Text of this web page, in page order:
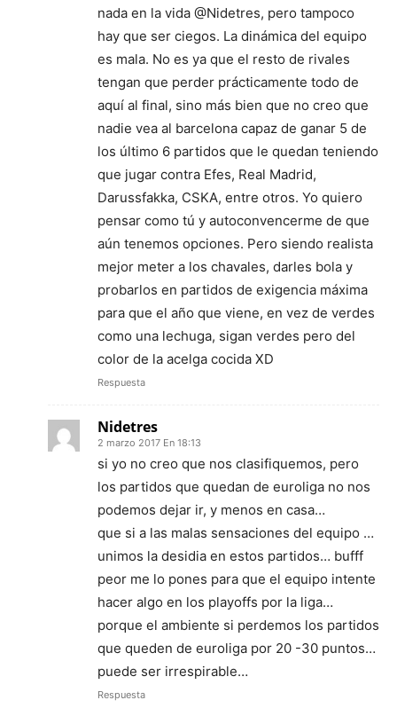
nada en la vida @Nidetres, pero tampoco
hay que ser ciegos. La dinámica del equipo
es mala. No es ya que el resto de rivales
tengan que perder prácticamente todo de
aquí al final, sino más bien que no creo que
nadie vea al barcelona capaz de ganar 5 de
los último 6 partidos que le quedan teniendo
que jugar contra Efes, Real Madrid,
Darussfakka, CSKA, entre otros. Yo quiero
pensar como tú y autoconvencerme de que
aún tenemos opciones. Pero siendo realista
mejor meter a los chavales, darles bola y
probarlos en partidos de exigencia máxima
para que el año que viene, en vez de verdes
como una lechuga, sigan verdes pero del
color de la acelga cocida XD
Respuesta
Nidetres
2 marzo 2017 En 18:13
si yo no creo que nos clasifiquemos, pero
los partidos que quedan de euroliga no nos
podemos dejar ir, y menos en casa…
que si a las malas sensaciones del equipo …
unimos la desidia en estos partidos… bufff
peor me lo pones para que el equipo intente
hacer algo en los playoffs por la liga…
porque el ambiente si perdemos los partidos
que queden de euroliga por 20 -30 puntos…
puede ser irrespirable…
Respuesta